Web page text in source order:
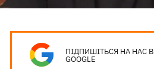
ПІДПИШІТЬСЯ НА НАС В
GOOGLE